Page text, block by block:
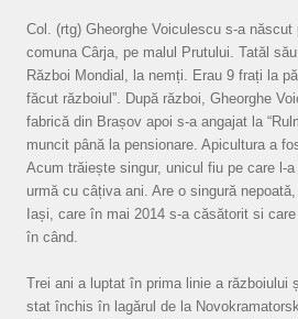
Col. (rtg) Gheorghe Voiculescu s-a
comuna Cârja, pe malul Prutului. Tatăl
Război Mondial, la nemți. Erau 9 frați la
făcut războiul”. După război, Gheorghe
fabrică din Brașov apoi s-a angajat la
muncit până la pensionare. Apicultura a
Acum trăiește singur, unicul fiu pe care l-
urmă cu câțiva ani. Are o singură
Iași, care în mai 2014 s-a căsătorit si
în când.
Trei ani a luptat în prima linie a războiului
stat închis în lagărul de la